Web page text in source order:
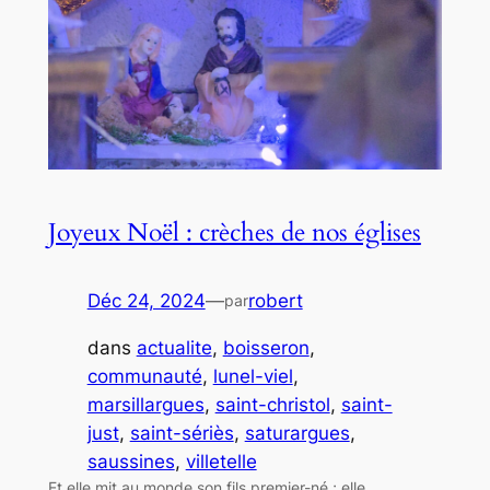
Joyeux Noël : crèches de nos églises
Déc 24, 2024—parrobert
dans actualite, boisseron
communauté, lunel-viel
marsillargues, saint-christol, saint-
just, saint-sériès, saturargues
saussines, villetelle